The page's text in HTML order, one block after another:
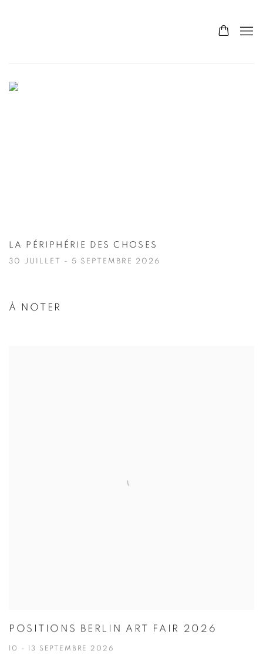
LA PÉRIPHÉRIE DES CHOSES
30 JUILLET - 5 SEPTEMBRE 2026
À NOTER
POSITIONS BERLIN ART FAIR 2026
10 - 13 SEPTEMBRE 2026